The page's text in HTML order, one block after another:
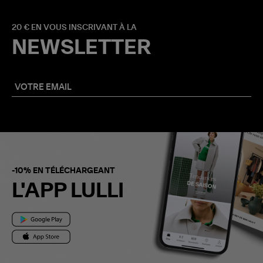
20 € EN VOUS INSCRIVANT À LA
NEWSLETTER
-10% EN TÉLÉCHARGEANT
L'APP LULLI